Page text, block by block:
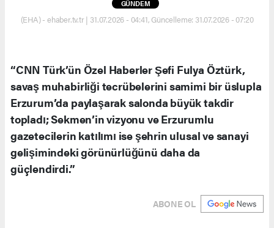
GÜNDEM
(EHA) - ehaber.tv.tr | 31.07.2026 - 04:41, Güncelleme: 31.07.2026 - 07:20
“CNN Türk’ün Özel Haberler Şefi Fulya Öztürk,
savaş muhabirliği tecrübelerini samimi bir üslupla
Erzurum’da paylaşarak salonda büyük takdir
topladı; Sekmen’in vizyonu ve Erzurumlu
gazetecilerin katılımı ise şehrin ulusal ve sanayi
gelişimindeki görünürlüğünü daha da
güçlendirdi.”
ABONE OL